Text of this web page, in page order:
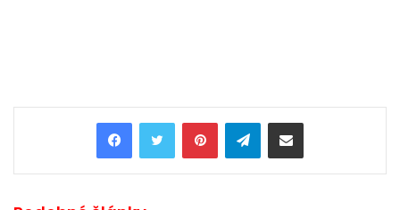
PinterestTelegramShare via Email